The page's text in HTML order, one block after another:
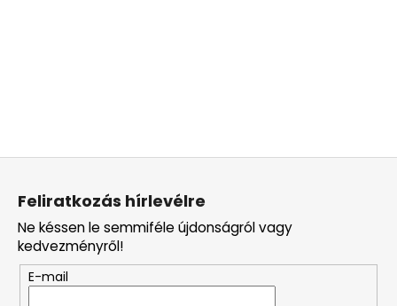
L
Feliratkozás hírlevélre
Ne késsen le semmiféle újdonságról vagy
kedvezményről!
E-mail